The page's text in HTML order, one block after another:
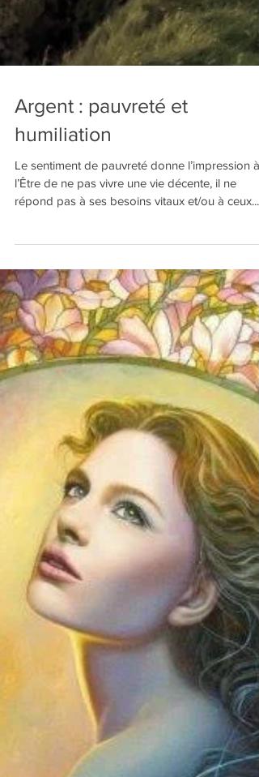
Argent : pauvreté et
humiliation
Le sentiment de pauvreté donne l’impression à
l’Être de ne pas vivre une vie décente, il ne